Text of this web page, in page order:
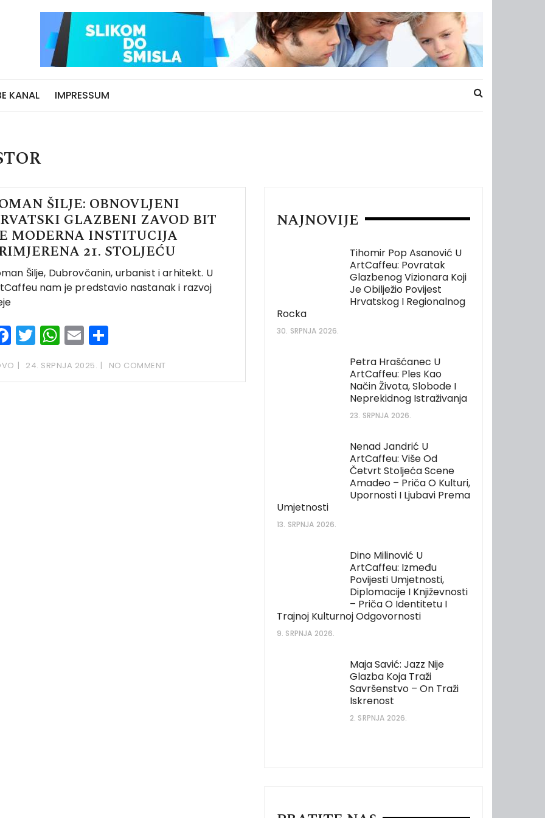
KANAL IMPRESSUM
ŠILJE: OBNOVLJENI
GLAZBENI ZAVOD BIT
MODERNA INSTITUCIJA
21. STOLJEĆU
Šilje, Dubrovčanin, urbanist i arhitekt. U
nam je predstavio nastanak i razvoj
Facebook
Twitter
WhatsApp
EmailShare
24. SRPNJA 2025. NO COMMENT
NAJNOVIJE
Tihomir Pop Asanović U
ArtCaffeu: Povratak
Glazbenog Vizionara Koji
Je Obilježio Povijest
Hrvatskog I Regionalnog
Rocka
30. SRPNJA 2026.
Petra Hrašćanec U
ArtCaffeu: Ples Kao
Način Života, Slobode I
Neprekidnog Istraživanja
23. SRPNJA 2026.
Nenad Jandrić U
ArtCaffeu: Više Od
Četvrt Stoljeća Scene
Amadeo – Priča O Kulturi,
Upornosti I Ljubavi Prema
Umjetnosti
13. SRPNJA 2026.
Dino Milinović U
ArtCaffeu: Između
Povijesti Umjetnosti,
Diplomacije I Književnosti
– Priča O Identitetu I
Trajnoj Kulturnoj Odgovornosti
9. SRPNJA 2026.
Maja Savić: Jazz Nije
Glazba Koja Traži
Savršenstvo – On Traži
Iskrenost
2. SRPNJA 2026.